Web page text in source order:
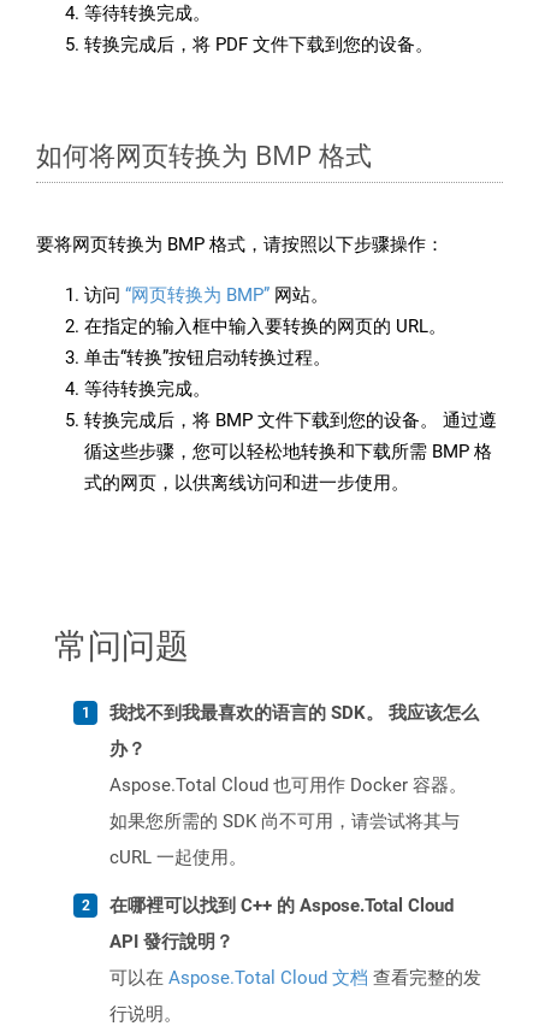
等待转换完成。
转换完成后，将 PDF 文件下载到您的设备。
如何将网页转换为 BMP 格式
要将网页转换为 BMP 格式，请按照以下步骤操作：
访问 “网页转换为 BMP” 网站。
在指定的输入框中输入要转换的网页的 URL。
单击“转换”按钮启动转换过程。
等待转换完成。
转换完成后，将 BMP 文件下载到您的设备。 通过遵
循这些步骤，您可以轻松地转换和下载所需 BMP 格
式的网页，以供离线访问和进一步使用。
常问问题
我找不到我最喜欢的语言的 SDK。 我应该怎么
办？
Aspose.Total Cloud 也可用作 Docker 容器。
如果您所需的 SDK 尚不可用，请尝试将其与
cURL 一起使用。
在哪裡可以找到 C++ 的 Aspose.Total Cloud
API 發行說明？
可以在 Aspose.Total Cloud 文档 查看完整的发
行说明。